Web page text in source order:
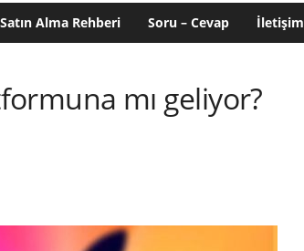
Satın Alma Rehberi Soru – Cevap İletişim
mı geliyor?